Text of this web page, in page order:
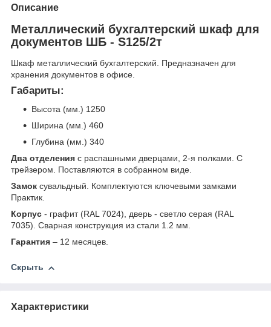
Описание
Металлический бухгалтерский шкаф для
документов ШБ - S125/2т
Шкаф металлический бухгалтерский. Предназначен для
хранения документов в офисе.
Габариты:
Высота (мм.) 1250
Ширина (мм.) 460
Глубина (мм.) 340
Два отделения с распашными дверцами, 2-я полками. С
трейзером. Поставляются в собранном виде.
Замок сувальдный. Комплектуются ключевыми замками
Практик.
Корпус - графит (RAL 7024), дверь - светло серая (RAL
7035). Сварная конструкция из стали 1.2 мм.
Гарантия – 12 месяцев.
Скрыть
Характеристики